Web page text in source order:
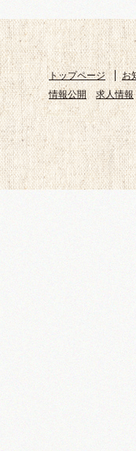
トップページ お
情報公開
求人情報